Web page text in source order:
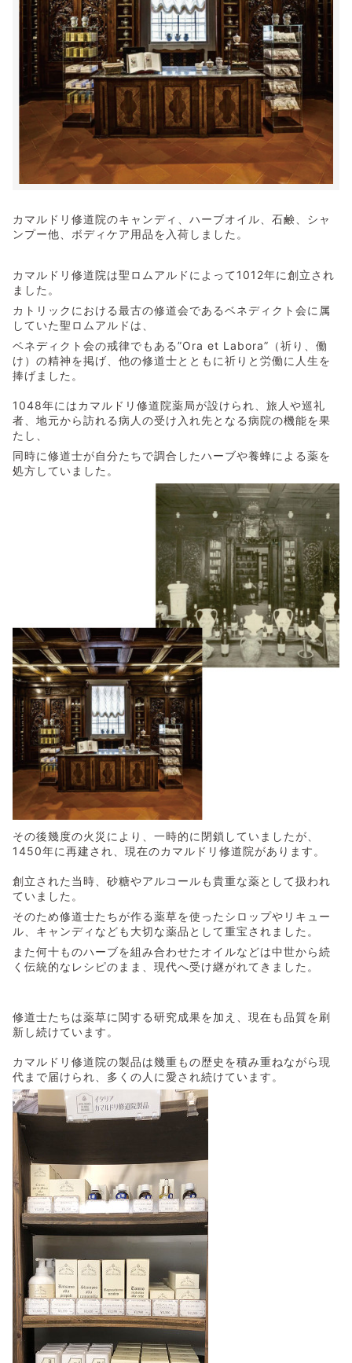
カマルドリ修道院のキャンディ、ハーブオイル、石鹸、シャ
ンプー他、ボディケア用品を入荷しました。
カマルドリ修道院は聖ロムアルドによって1012年に創立され
ました。
カトリックにおける最古の修道会であるベネディクト会に属
していた聖ロムアルドは、
ベネディクト会の戒律でもある”Ora et Labora”（祈り、働
け）の精神を掲げ、他の修道士とともに祈りと労働に人生を
捧げました。
1048年にはカマルドリ修道院薬局が設けられ、旅人や巡礼
者、地元から訪れる病人の受け入れ先となる病院の機能を果
たし、
同時に修道士が自分たちで調合したハーブや養蜂による薬を
処方していました。
その後幾度の火災により、一時的に閉鎖していましたが、
1450年に再建され、現在のカマルドリ修道院があります。
創立された当時、砂糖やアルコールも貴重な薬として扱われ
ていました。
そのため修道士たちが作る薬草を使ったシロップやリキュー
ル、キャンディなども大切な薬品として重宝されました。
また何十ものハーブを組み合わせたオイルなどは中世から続
く伝統的なレシピのまま、現代へ受け継がれてきました。
修道士たちは薬草に関する研究成果を加え、現在も品質を刷
新し続けています。
カマルドリ修道院の製品は幾重もの歴史を積み重ねながら現
代まで届けられ、多くの人に愛され続けています。